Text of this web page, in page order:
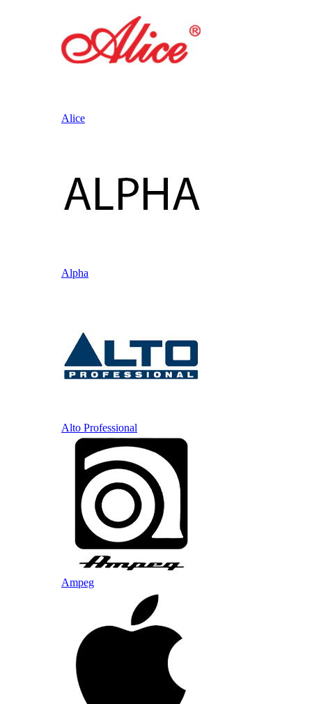
Alice
Alpha
Alto Professional
Ampeg